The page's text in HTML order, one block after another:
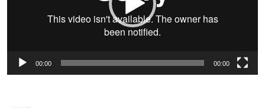
00:00 00:00